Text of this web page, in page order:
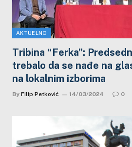
AKTUELNO
Tribina “Ferka”:
trebalo da se nađe na
na lokalnim izborima
By Filip Petković 14/03/2024 0